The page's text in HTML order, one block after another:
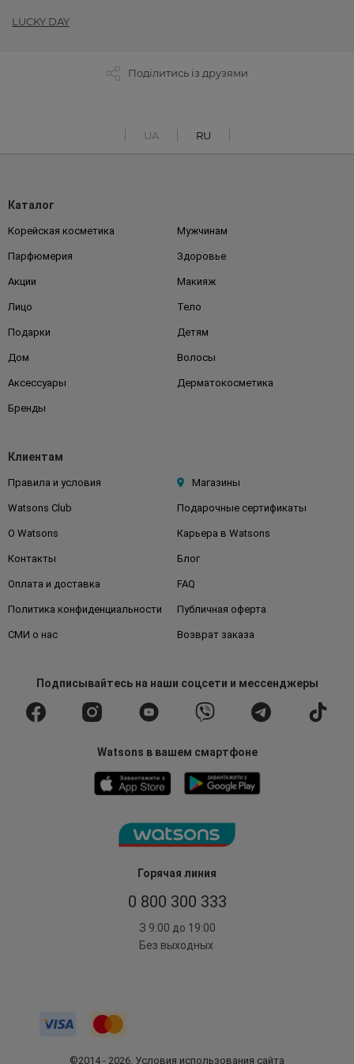
LUCKY DAY
Поділитись із друзями
UA RU
Горячая линия
0 800 300 333
З 9:00 до 19:00
Без выходных
Каталог
Корейская косметика Мужчинам
Парфюмерия Здоровье
Акции Макияж
Лицо Тело
Подарки Детям
Дом Волосы
Аксессуары Дерматокосметика
Бренды
Клиентам
Правила и условия Магазины
Watsons Club Подарочные сертификаты
О Watsons Карьера в Watsons
Контакты Блог
Оплата и доставка FAQ
Политика конфиденциальности Публичная оферта
СМИ о нас Возврат заказа
Подписывайтесьна наши соцсети и мессенджеры
Watsons в вашем смартфоне
©2014 - 2026. Условия использования сайта